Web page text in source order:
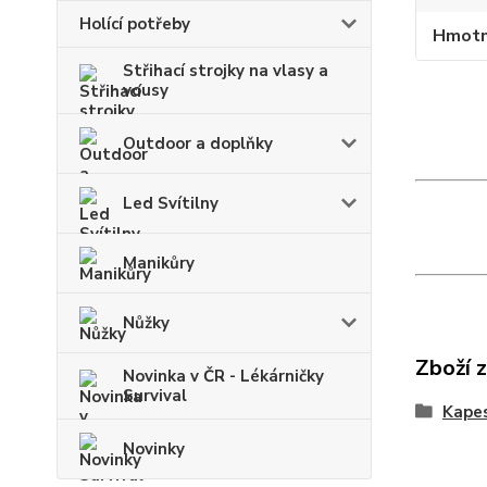
Holící potřeby
Střihací strojky na vlasy a
vousy
Outdoor a doplňky
Led Svítilny
Manikůry
Nůžky
Novinka v ČR - Lékárničky
Survival
Novinky
Zboží